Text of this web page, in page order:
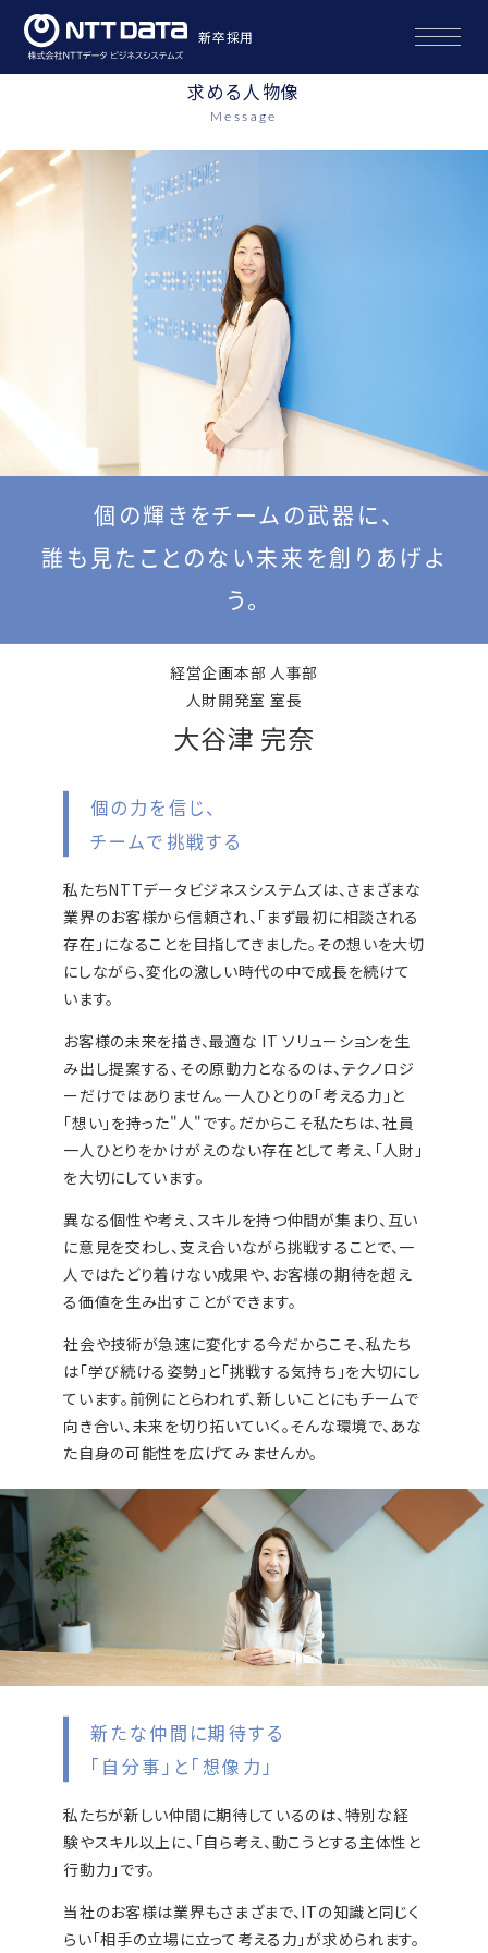
新卒採用
求める人物像
Message
個の輝きをチームの武器に、
誰も見たことのない未来を創りあげよ
う。
経営企画本部 人事部
人財開発室 室長
大谷津 完奈
個の力を信じ、
チームで挑戦する
私たちNTTデータビジネスシステムズは、さまざまな
業界のお客様から信頼され、「まず最初に相談される
存在」になることを目指してきました。その想いを大切
にしながら、変化の激しい時代の中で成長を続けて
います。
お客様の未来を描き、最適な IT ソリューションを生
み出し提案する、その原動力となるのは、テクノロジ
ーだけではありません。一人ひとりの「考える力」と
「想い」を持った"人"です。だからこそ私たちは、社員
一人ひとりをかけがえのない存在として考え、「人財」
を大切にしています。
異なる個性や考え、スキルを持つ仲間が集まり、互い
に意見を交わし、支え合いながら挑戦することで、一
人ではたどり着けない成果や、お客様の期待を超え
る価値を生み出すことができます。
社会や技術が急速に変化する今だからこそ、私たち
は「学び続ける姿勢」と「挑戦する気持ち」を大切にし
ています。前例にとらわれず、新しいことにもチームで
向き合い、未来を切り拓いていく。そんな環境で、あな
た自身の可能性を広げてみませんか。
新たな仲間に期待する
「自分事」と「想像力」
私たちが新しい仲間に期待しているのは、特別な経
験やスキル以上に、「自ら考え、動こうとする主体性と
行動力」です。
当社のお客様は業界もさまざまで、ITの知識と同じく
らい「相手の立場に立って考える力」が求められます。